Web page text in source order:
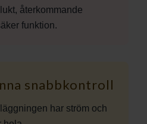
återkommande
funktion.
snabbkontroll
har ström och